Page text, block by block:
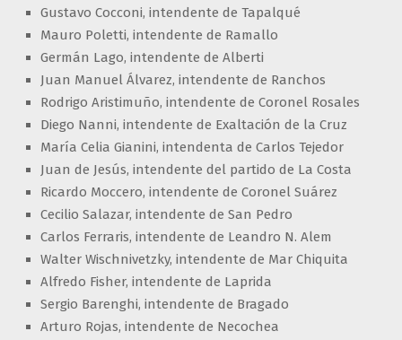
Gustavo Cocconi, intendente de Tapalqué
Mauro Poletti, intendente de Ramallo
Germán Lago, intendente de Alberti
Juan Manuel Álvarez, intendente de Ranchos
Rodrigo Aristimuño, intendente de Coronel Rosales
Diego Nanni, intendente de Exaltación de la Cruz
María Celia Gianini, intendenta de Carlos Tejedor
Juan de Jesús, intendente del partido de La Costa
Ricardo Moccero, intendente de Coronel Suárez
Cecilio Salazar, intendente de San Pedro
Carlos Ferraris, intendente de Leandro N. Alem
Walter Wischnivetzky, intendente de Mar Chiquita
Alfredo Fisher, intendente de Laprida
Sergio Barenghi, intendente de Bragado
Arturo Rojas, intendente de Necochea